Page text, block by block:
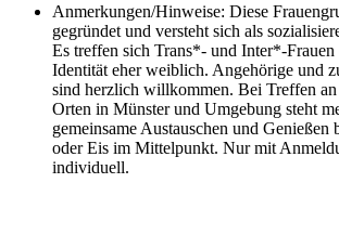
Anmerkungen/Hinweise: Diese
gegründet und versteht sich als
Es treffen sich Trans*- und Inter*-
Identität eher weiblich. Angehörige und
sind herzlich willkommen. Bei Treffen an
Orten in Münster und Umgebung steht
gemeinsame Austauschen und
oder Eis im Mittelpunkt. Nur mit
individuell.